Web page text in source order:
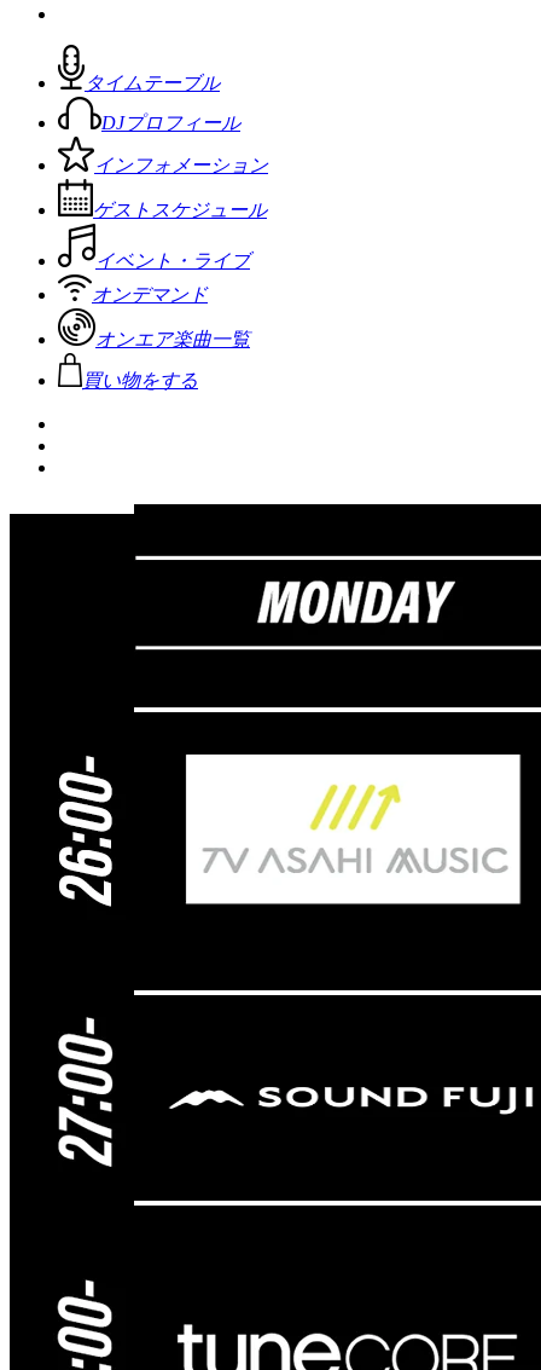
タイムテーブル
DJプロフィール
インフォメーション
ゲストスケジュール
イベント・ライブ
オンデマンド
オンエア楽曲一覧
買い物をする